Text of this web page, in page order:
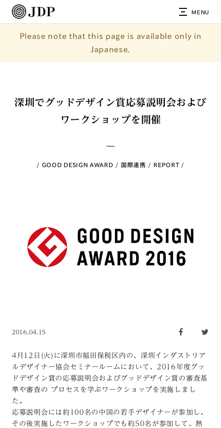
MENU
Please note that this page is available only in
Japanese.
深圳でグッドデザイン賞応募説明会および
ワークショップを開催
GOOD DESIGN AWARD 国際連携 REPORT
2016.04.15
4月12日(火)に深圳市福田保税区内の、深圳インダストリア
ルデザイナー協会セミナールームにおいて、2016年度グッ
ドデザイン賞の応募説明会およびグッドデザイン賞の審査基
準や審査の プロセスを学ぶワークショップを実施しまし
た。
応募説明会には約100名の中国の若手デザイナーが参加し、
その後実施したワークショップでも約50名が参加して、熱